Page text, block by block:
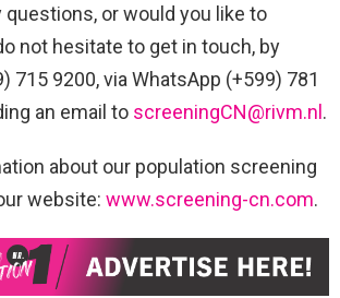
questions, or would you like to
not hesitate to get in touch, by
715 9200, via WhatsApp (+599) 781
an email to screeningCN@rivm.nl.
about our population screening
website: www.screening-cn.com.